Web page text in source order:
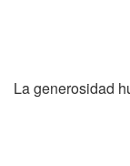
La generosidad